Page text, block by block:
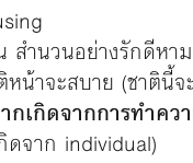
สำนวนอย่างรักดีหา
น้าจะสบาย (ชาตินี้จ
กเกิดจากการทำคว
จาก individual)